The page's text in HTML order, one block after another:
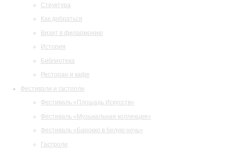
Структура
Как добраться
Визит в филармонию
История
Библиотека
Ресторан и кафе
Фестивали и гастроли
Фестиваль «Площадь Искусств»
Фестиваль «Музыкальная коллекция»
Фестиваль «Барокко в белую ночь»
Гастроли